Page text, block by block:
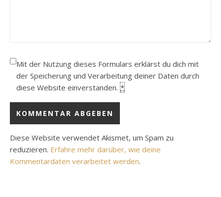
Mit der Nutzung dieses Formulars erklärst du dich mit
der Speicherung und Verarbeitung deiner Daten durch
diese Website einverstanden. *
Diese Website verwendet Akismet, um Spam zu
reduzieren. Erfahre mehr darüber, wie deine
Kommentardaten verarbeitet werden.